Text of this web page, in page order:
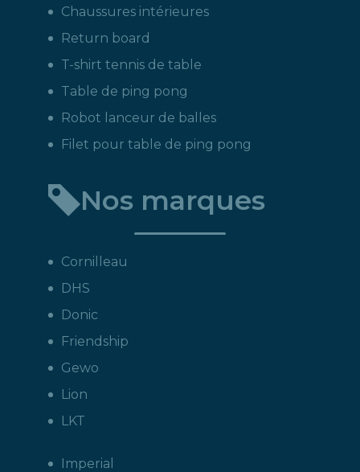
Chaussures intérieures
Return board
T-shirt tennis de table
Table de ping pong
Robot lanceur de balles
Filet pour table de ping pong
Nos marques
Cornilleau
DHS
Donic
Friendship
Gewo
Lion
LKT
Imperial